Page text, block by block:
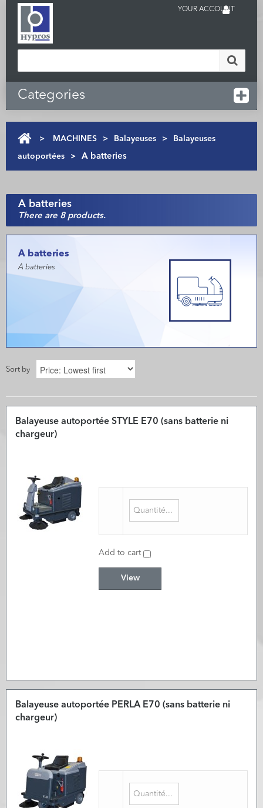
YOUR ACCOUNT
Categories
> MACHINES > Balayeuses > Balayeuses
autoportées > A batteries
A batteries
There are 8 products.
A batteries
A batteries
Sort by
Balayeuse autoportée STYLE E70 (sans batterie ni
chargeur)
Add to cart
View
Balayeuse autoportée PERLA E70 (sans batterie ni
chargeur)